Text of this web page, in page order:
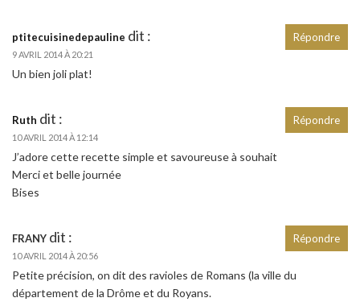
ptitecuisinedepauline dit :
9 AVRIL 2014 À 20:21
Un bien joli plat!
Répondre
Ruth dit :
10 AVRIL 2014 À 12:14
J’adore cette recette simple et savoureuse à souhait
Merci et belle journée
Bises
Répondre
FRANY dit :
10 AVRIL 2014 À 20:56
Petite précision, on dit des ravioles de Romans (la ville du
département de la Drôme et du Royans.
Répondre